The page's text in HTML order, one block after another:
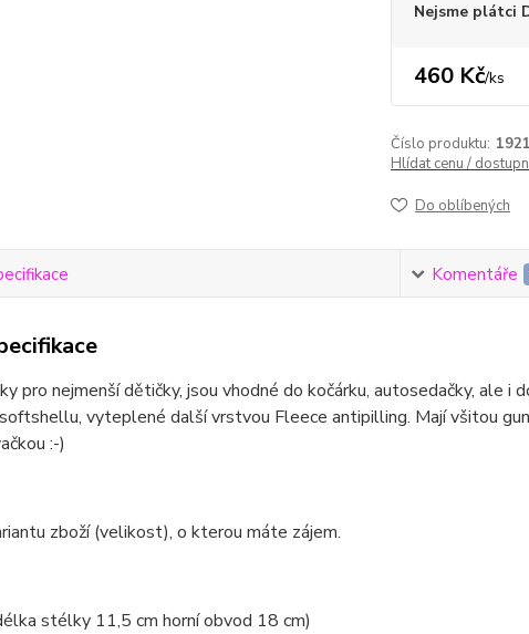
Nejsme plátci
460 Kč/ks
Číslo produktu:
Hlídat cenu /
Do oblíbených
Komentáře
pro nejmenší dětičky, jsou vhodné do kočárku, autosedačky, ale i
vyteplené další vrstvou Fleece antipilling. Mají všitou
:-)
zboží (velikost), o kterou máte zájem.
stélky 11,5 cm horní obvod 18 cm)